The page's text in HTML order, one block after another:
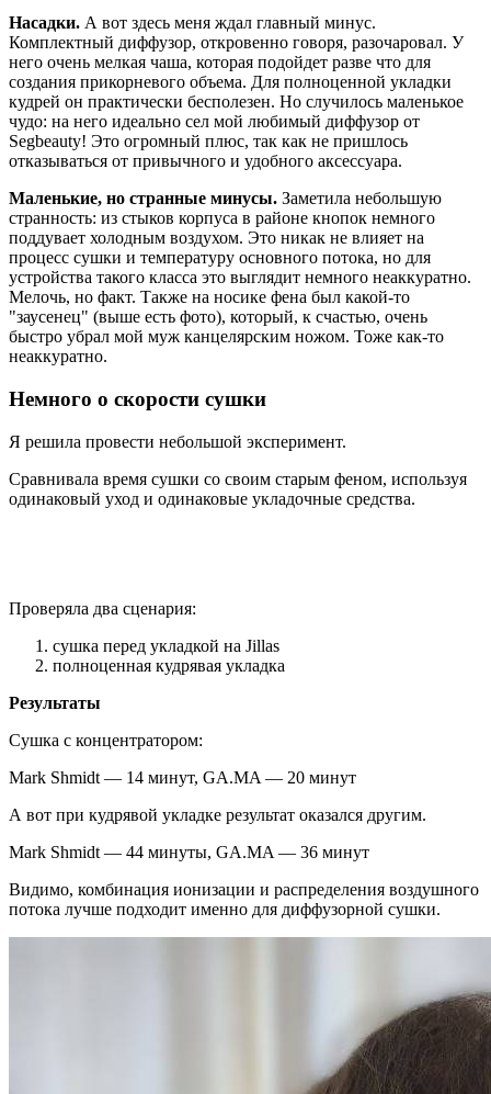
Насадки. А вот здесь меня ждал главный минус.
Комплектный диффузор, откровенно говоря, разочаровал. У
него очень мелкая чаша, которая подойдет разве что для
создания прикорневого объема. Для полноценной укладки
кудрей он практически бесполезен. Но случилось маленькое
чудо: на него идеально сел мой любимый диффузор от
Segbeauty! Это огромный плюс, так как не пришлось
отказываться от привычного и удобного аксессуара.
Маленькие, но странные минусы. Заметила небольшую
странность: из стыков корпуса в районе кнопок немного
поддувает холодным воздухом. Это никак не влияет на
процесс сушки и температуру основного потока, но для
устройства такого класса это выглядит немного неаккуратно.
Мелочь, но факт. Также на носике фена был какой-то
"заусенец" (выше есть фото), который, к счастью, очень
быстро убрал мой муж канцелярским ножом. Тоже как-то
неаккуратно.
Немного о скорости сушки
Я решила провести небольшой эксперимент.
Сравнивала время сушки со своим старым феном, используя
одинаковый уход и одинаковые укладочные средства.
Проверяла два сценария:
сушка перед укладкой на Jillas
полноценная кудрявая укладка
Результаты
Сушка с концентратором:
Mark Shmidt — 14 минут, GA.MA — 20 минут
А вот при кудрявой укладке результат оказался другим.
Mark Shmidt — 44 минуты, GA.MA — 36 минут
Видимо, комбинация ионизации и распределения воздушного
потока лучше подходит именно для диффузорной сушки.